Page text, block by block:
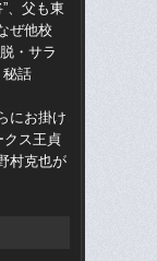
、父も東
ぜ他校
・サラ
秘話
にお掛け
クス王貞
村克也が